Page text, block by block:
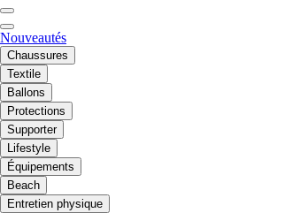
Nouveautés
Chaussures
Textile
Ballons
Protections
Supporter
Lifestyle
Équipements
Beach
Entretien physique